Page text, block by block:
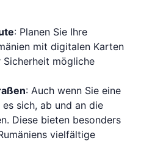
: Planen Sie Ihre
mit digitalen Karten
Sicherheit mögliche
: Auch wenn Sie eine
sich, ab und an die
Diese bieten besonders
vielfältige